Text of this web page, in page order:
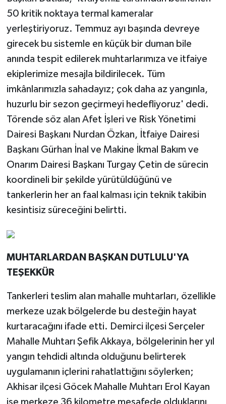
50 kritik noktaya termal kameralar
yerleştiriyoruz. Temmuz ayı başında devreye
girecek bu sistemle en küçük bir duman bile
anında tespit edilerek muhtarlarımıza ve itfaiye
ekiplerimize mesajla bildirilecek. Tüm
imkânlarımızla sahadayız; çok daha az yangınla,
huzurlu bir sezon geçirmeyi hedefliyoruz' dedi.
Törende söz alan Afet İşleri ve Risk Yönetimi
Dairesi Başkanı Nurdan Özkan, İtfaiye Dairesi
Başkanı Gürhan İnal ve Makine İkmal Bakım ve
Onarım Dairesi Başkanı Turgay Çetin de sürecin
koordineli bir şekilde yürütüldüğünü ve
tankerlerin her an faal kalması için teknik takibin
kesintisiz süreceğini belirtti.
MUHTARLARDAN BAŞKAN DUTLULU'YA
TEŞEKKÜR
Tankerleri teslim alan mahalle muhtarları, özellikle
merkeze uzak bölgelerde bu desteğin hayat
kurtaracağını ifade etti. Demirci ilçesi Serçeler
Mahalle Muhtarı Şefik Akkaya, bölgelerinin her yıl
yangın tehdidi altında olduğunu belirterek
uygulamanın içlerini rahatlattığını söylerken;
Akhisar ilçesi Göcek Mahalle Muhtarı Erol Kayan
ise merkeze 36 kilometre mesafede olduklarını